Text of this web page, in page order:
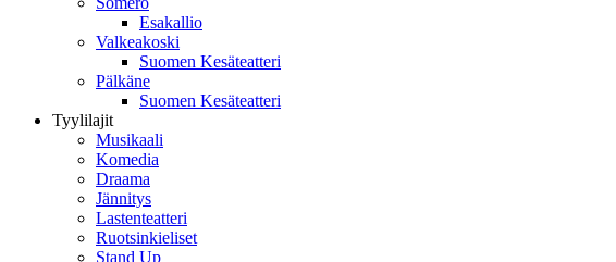
Esakallio
Valkeakoski
Suomen Kesäteatteri
Pälkäne
Suomen Kesäteatteri
Tyylilajit
Musikaali
Komedia
Draama
Jännitys
Lastenteatteri
Ruotsinkieliset
Stand Up